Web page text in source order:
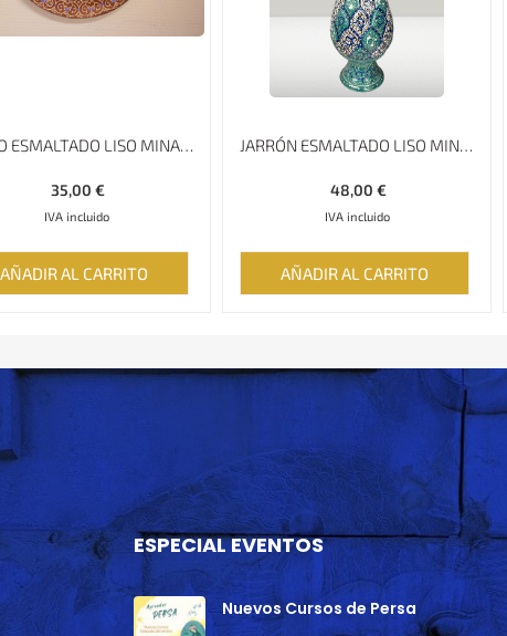
PLATO ESMALTADO LISO MINAKARI
€
35,00
IVA incluido
AÑADIR AL CARRITO
JARRÓN ESMALTADO LISO MINAKARI, ALTURA DE 20 CM
€
48,00
IVA incluido
AÑADIR AL CARRITO
ESPECIAL EVENTOS
Nuevos Cursos de Persa